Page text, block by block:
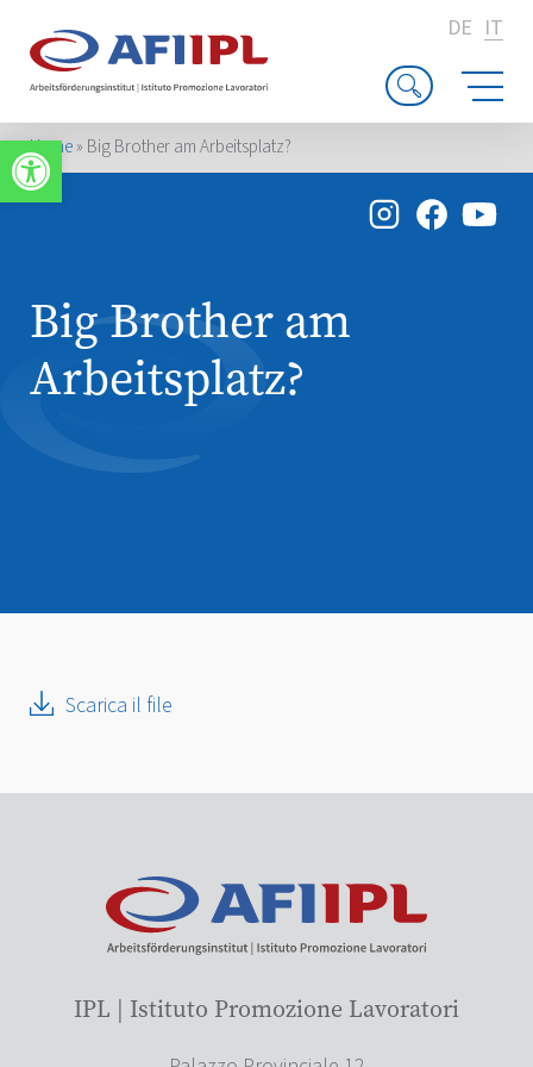
Apri la barra degli strumenti
DE IT
Home» Big Brother am Arbeitsplatz?
Big Brother am
Arbeitsplatz?
Scarica il file
IPL | Istituto Promozione Lavoratori